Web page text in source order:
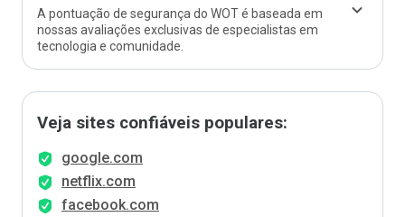
A pontuação de segurança do WOT é baseada em
nossas avaliações exclusivas de especialistas em
tecnologia e comunidade.
Veja sites confiáveis populares:
google.com
netflix.com
facebook.com